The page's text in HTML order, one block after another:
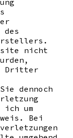
nicht
Dritter
dennoch
ich um
Bei